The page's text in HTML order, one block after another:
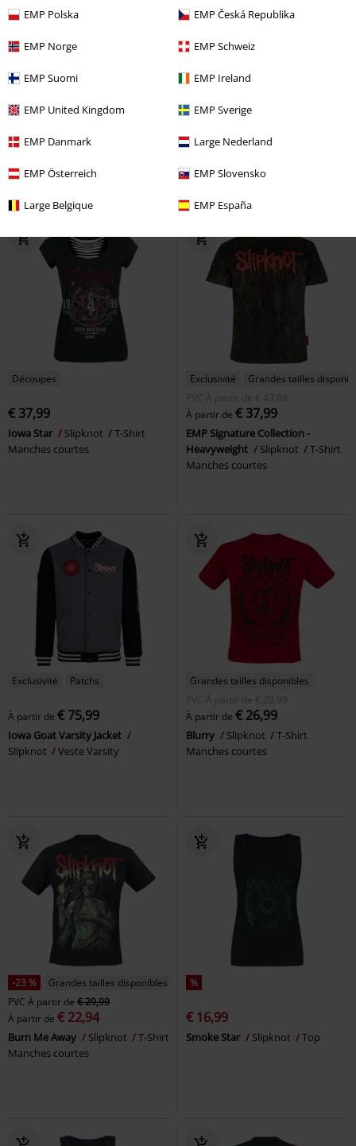
EMP Polska EMP Česká Republika
EMP Norge EMP Schweiz
EMP Suomi EMP Ireland
EMP United Kingdom EMP Sverige
EMP Danmark Large Nederland
EMP Österreich EMP Slovensko
Large Belgique EMP España
-48 %
Exclusivité
€ 33,59
Slipknot
Sweat-shirt
-21 %
Grandes tailles disponibles
À partir de€ 55,24
shirt zippé à capuche
Découpes
€ 37,99
Iowa Star Slipknot
T-Shirt
Manches courtes
Exclusivité
Grandes tailles
PVC
À partir de € 43,99
À partir de € 37,99
EMP Signature Collection -
Heavyweight
Slipknot
T-Shirt
Manches courtes
Exclusivité Patchs
À partir de € 75,99
Iowa Goat Varsity Jacket
Slipknot
Veste Varsity
Grandes tailles disponibles
PVC
À partir de € 29,99
À partir de € 26,99
Blurry Slipknot
T-Shirt
Manches courtes
-23 %
Grandes tailles disponibles
PVC À partir de € 29,99
À partir de € 22,94
Burn Me Away Slipknot
T-Shirt
Manches courtes
%
€ 16,99
Smoke Star Slipknot Top